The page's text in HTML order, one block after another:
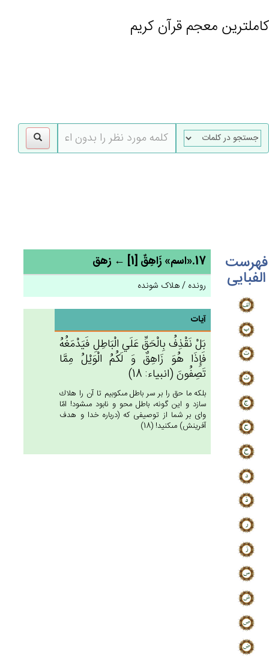
کاملترین معجم قرآن کریم
فهرست
الفبایی
17.«اسم» زَاهِق‌ٌ [1] ← زهق
رونده / هلاک شونده
آیات
بَل‌ْ نَقْذِف‌ُ بِالْحَق‌ِّ عَلَي‌ الْبَاطِل‌ِ فَيَدْمَغُه‌ُ
فَإِذَا هُوَ زَاهِق‌ٌ وَ لَكُم‌ُ الْوَيْل‌ُ مِمَّا
تَصِفُون‌َ (انبياء: 18)
بلكه ما حق را بر سر باطل مى‏كوبيم تا آن را هلاك
سازد و اين گونه، باطل محو و نابود مى‏شود! امّا
واى بر شما از توصيفى كه (درباره خدا و هدف
آفرينش) مى‏كنيد! (18)